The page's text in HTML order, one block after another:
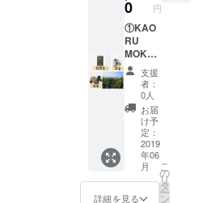
希望の
場合は
対応致
します
のでご
連絡く
ださ
い。
ム式ド
リッ
パーを2
個 ④陶
器製ベ
トナム
式ド
リッ
パー、
珈琲
カップ
セット
を2個
⑤ベト
ナム児
0 円
①KAO
RU
MOKA
グラウ
ンド
（挽い
た後の
粉）
200gを
24パッ
ク。
（1か月
に4パッ
ク、6か
支援
者：
0人
お届
け予
定：
2019
年06
月
詳細を見る
こ
の
リ
タ
ー
ン